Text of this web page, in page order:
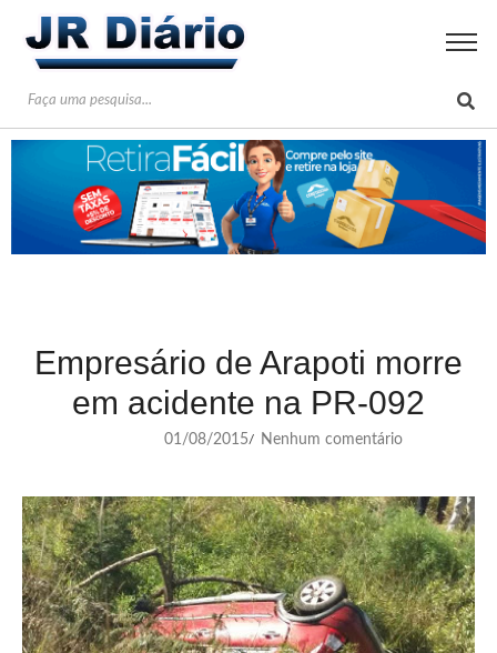
Empresário de Arapoti morre
em acidente na PR-092
01/08/2015/ Nenhum comentário